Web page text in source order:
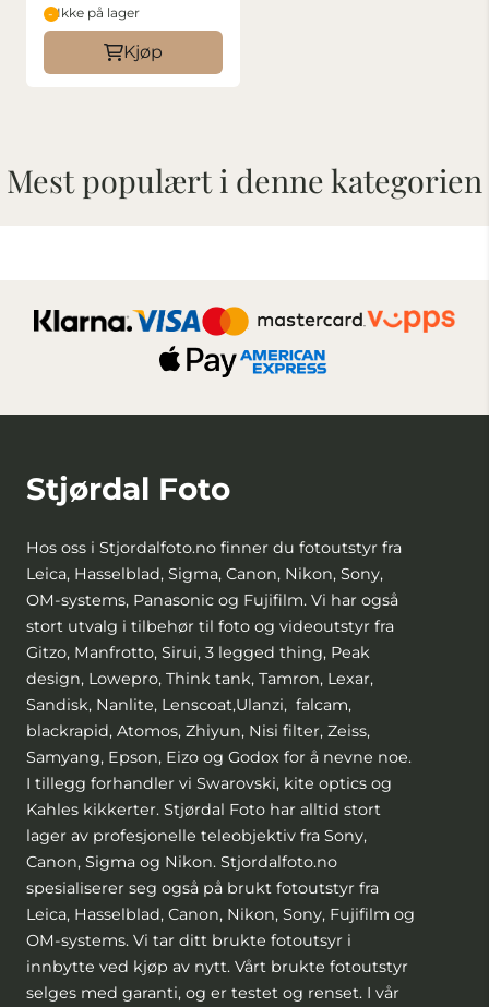
Ikke på lager
Kjøp
Mest populært i denne kategorien
Stjørdal Foto
Hos oss i Stjordalfoto.no finner du fotoutstyr fra
Leica, Hasselblad, Sigma, Canon, Nikon, Sony,
OM-systems, Panasonic og Fujifilm. Vi har også
stort utvalg i tilbehør til foto og videoutstyr fra
Gitzo, Manfrotto, Sirui, 3 legged thing, Peak
design, Lowepro, Think tank, Tamron, Lexar,
Sandisk, Nanlite, Lenscoat,Ulanzi, falcam,
blackrapid, Atomos, Zhiyun, Nisi filter, Zeiss,
Samyang, Epson, Eizo og Godox for å nevne noe.
I tillegg forhandler vi Swarovski, kite optics og
Kahles kikkerter. Stjørdal Foto har alltid stort
lager av profesjonelle teleobjektiv fra Sony,
Canon, Sigma og Nikon. Stjordalfoto.no
spesialiserer seg også på brukt fotoutstyr fra
Leica, Hasselblad, Canon, Nikon, Sony, Fujifilm og
OM-systems. Vi tar ditt brukte fotoutsyr i
innbytte ved kjøp av nytt. Vårt brukte fotoutstyr
selges med garanti, og er testet og renset. I vår